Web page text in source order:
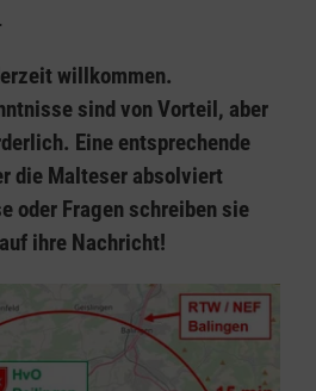
willkommen.
sind von Vorteil, aber
Eine entsprechende
die Malteser absolviert
oder Fragen schreiben sie
ihre Nachricht!